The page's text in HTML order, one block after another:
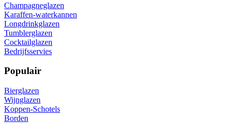
Champagneglazen
Karaffen-waterkannen
Longdrinkglazen
Tumblerglazen
Cocktailglazen
Bedrijfsservies
Populair
Bierglazen
Wijnglazen
Koppen-Schotels
Borden